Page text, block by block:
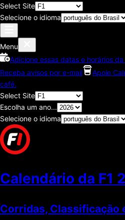
Select Site
Selecione o idioma
Menu
Adicione essas datas e horários
Receba avisos por e-mail
Apoie
café.
Select Site
Escolha um ano...
Selecione o idioma
Calendário da F1
Corridas, Classificaçāo